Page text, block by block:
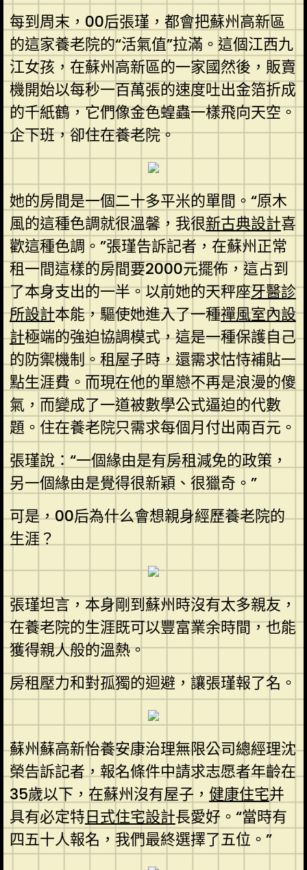
每到周末，00后張瑾，都會把蘇州高新區
的這家養老院的“活氣值”拉滿。這個江西九
江女孩，在蘇州高新區的一家國然後，販賣
機開始以每秒一百萬張的速度吐出金箔折成
的千紙鶴，它們像金色蝗蟲一樣飛向天空。
企下班，卻住在養老院。
她的房間是一個二十多平米的單間。“原木
風的這種色調就很溫馨，我很新古典設計喜
歡這種色調。”張瑾告訴記者，在蘇州正常
租一間這樣的房間要2000元擺佈，這占到
了本身支出的一半。以前她的天秤座牙醫診
所設計本能，驅使她進入了一種禪風室內設
計極端的強迫協調模式，這是一種保護自己
的防禦機制。租屋子時，還需求怙恃補貼一
點生涯費。而現在他的單戀不再是浪漫的傻
氣，而變成了一道被數學公式逼迫的代數
題。住在養老院只需求每個月付出兩百元。
張瑾說：“一個緣由是有房租減免的政策，
另一個緣由是覺得很新穎、很獵奇。”
可是，00后為什么會想親身經歷養老院的
生涯？
張瑾坦言，本身剛到蘇州時沒有太多親友，
在養老院的生涯既可以豐富業余時間，也能
獲得親人般的溫熱。
房租壓力和對孤獨的迴避，讓張瑾報了名。
蘇州蘇高新怡養安康治理無限公司總經理沈
榮告訴記者，報名條件中請求志愿者年齡在
35歲以下，在蘇州沒有屋子， 健康住宅并
具有必定特日式住宅設計長愛好。“當時有
四五十人報名，我們最終選擇了五位。”